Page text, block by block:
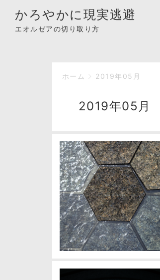
かろやかに現実逃避
エオルゼアの切り取り方
ホーム 2019年05月
2019年05月